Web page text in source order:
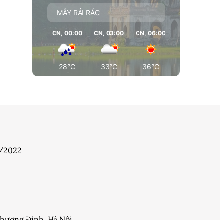
MÂY RẢI RÁC
CN, 00:00
28°C
CN, 03:00
33°C
CN, 06:00
36°C
2022